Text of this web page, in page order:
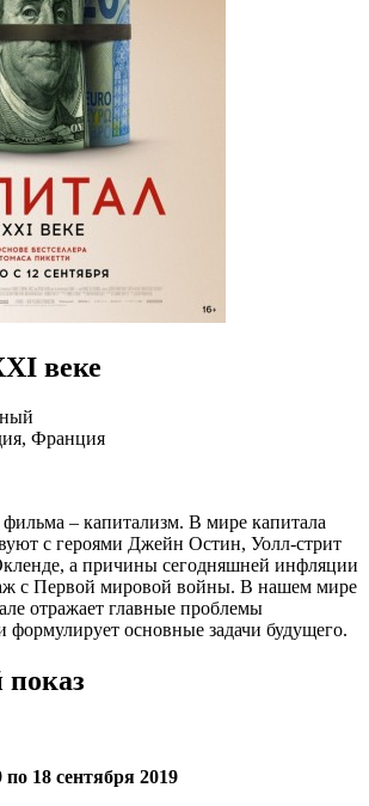
веке
Франция
– капитализм. В мире капитала
с героями Джейн Остин, Уолл-стрит
а причины сегодняшней инфляции
аж с Первой мировой войны. В нашем мире
отражает главные проблемы
формулирует основные задачи будущего.
по 18 сентября 2019